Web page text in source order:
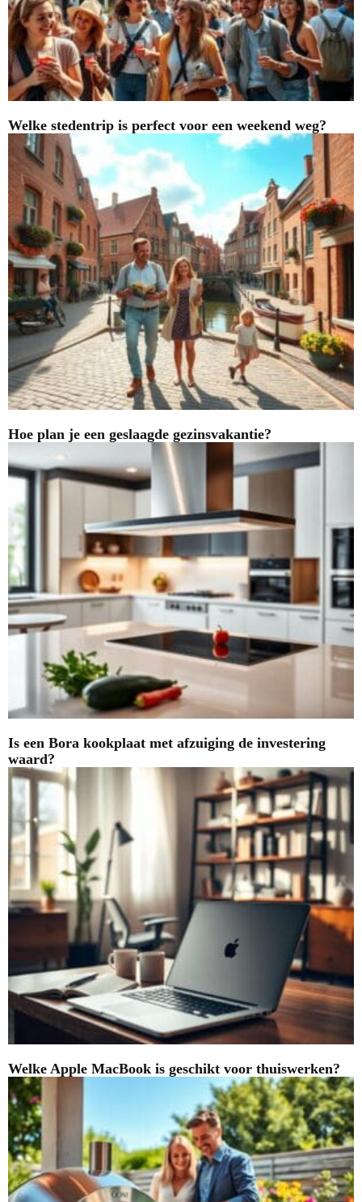
Welke stedentrip is perfect voor een weekend weg?
Hoe plan je een geslaagde gezinsvakantie?
Is een Bora kookplaat met afzuiging de investering
waard?
Welke Apple MacBook is geschikt voor thuiswerken?